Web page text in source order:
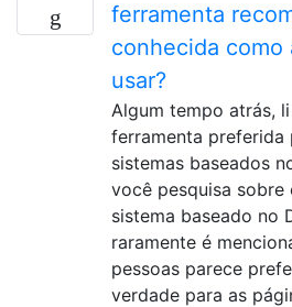
ferramenta
conhecida como
usar?
Algum tempo atrás,
ferramenta preferida
sistemas baseados
você pesquisa
sistema baseado no
raramente é
pessoas parece
verdade para as